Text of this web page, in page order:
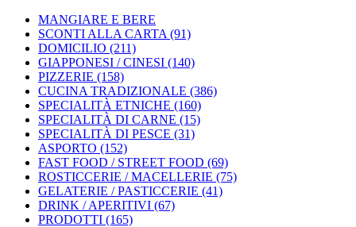
MANGIARE E BERE
SCONTI ALLA CARTA (91)
DOMICILIO (211)
GIAPPONESI / CINESI (140)
PIZZERIE (158)
CUCINA TRADIZIONALE (386)
SPECIALITÀ ETNICHE (160)
SPECIALITÀ DI CARNE (15)
SPECIALITÀ DI PESCE (31)
ASPORTO (152)
FAST FOOD / STREET FOOD (69)
ROSTICCERIE / MACELLERIE (75)
GELATERIE / PASTICCERIE (41)
DRINK / APERITIVI (67)
PRODOTTI (165)